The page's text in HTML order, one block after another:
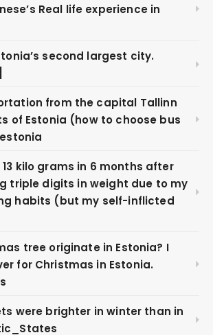
Real life experience in
second largest city.
from the capital Tallinn
of Estonia (how to choose bus
kilo grams in 6 months after
triple digits in weight due to my
habits (but my self-inflicted
tree originate in Estonia? I
for Christmas in Estonia.
were brighter in winter than in